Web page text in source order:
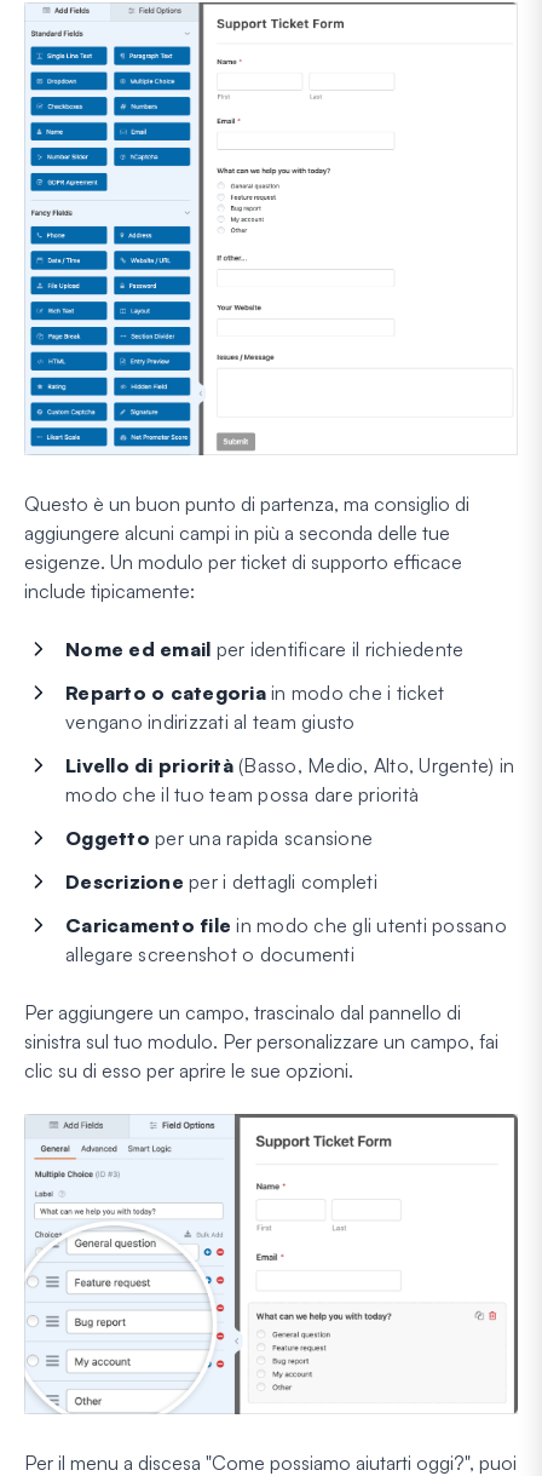
Questo è un buon punto di partenza, ma consiglio di
aggiungere alcuni campi in più a seconda delle tue
esigenze. Un modulo per ticket di supporto efficace
include tipicamente:
Nome ed email per identificare il richiedente
Reparto o categoriain modo che i ticket
vengano indirizzati al team giusto
Livello di priorità(Basso, Medio, Alto, Urgente) in
modo che il tuo team possa dare priorità
Oggetto per una rapida scansione
Descrizione per i dettagli completi
Caricamento file in modo che gli utenti possano
allegare screenshot o documenti
Per aggiungere un campo, trascinalo dal pannello di
sinistra sul tuo modulo. Per personalizzare un campo, fai
clic su di esso per aprire le sue opzioni.
Per il menu a discesa "Come possiamo aiutarti oggi?", puoi